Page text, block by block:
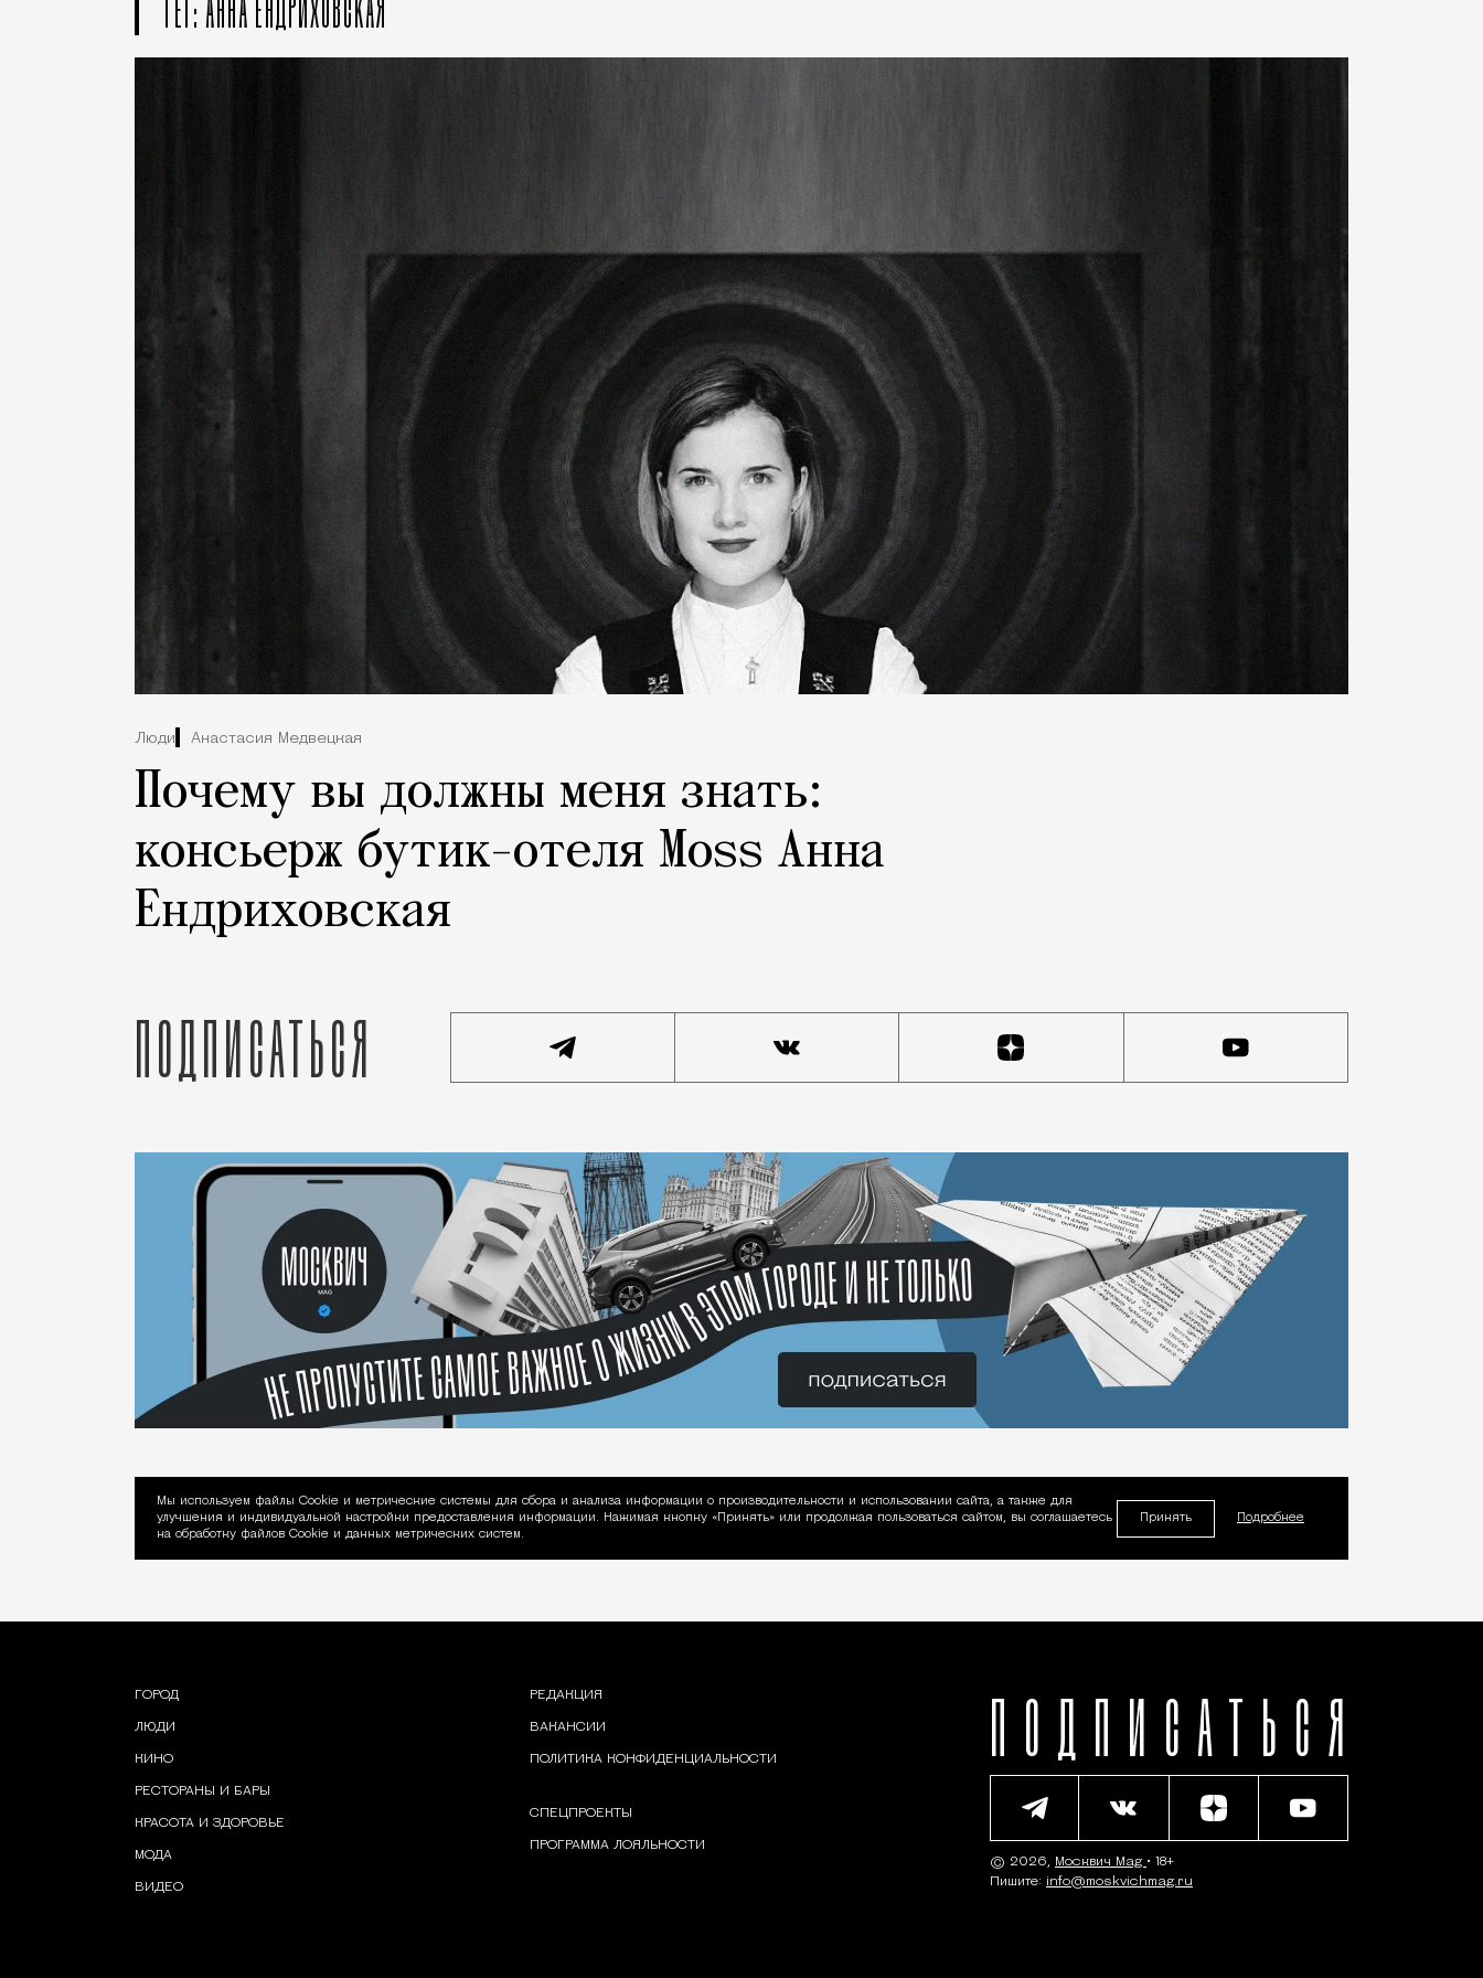
Люди Анастасия Медвецкая
Почему вы должны меня знать:
консьерж бутик-отеля Moss Анна
Ендриховская
Подписаться
Уведомление об использовании Cookie
Мы используем файлы Сookie и метрические системы для сбора и анализа информации о производительности и использовании сайта, а также для
улучшения и индивидуальной настройки предоставления информации. Нажимая кнопку «Принять» или продолжая пользоваться сайтом, вы соглашаетесь
на обработку файлов Cookie и данных метрических систем.
Принять Подробнее
ГОРОД
ЛЮДИ
КИНО
РЕСТОРАНЫ И БАРЫ
КРАСОТА И ЗДОРОВЬЕ
МОДА
ВИДЕО
РЕДАКЦИЯ
ВАКАНСИИ
ПОЛИТИКА КОНФИДЕНЦИАЛЬНОСТИ
СПЕЦПРОЕКТЫ
ПРОГРАММА ЛОЯЛЬНОСТИ
ПОДПИСАТЬСЯ
© 2026, Москвич Mag • 18+
Пишите: info@moskvichmag.ru